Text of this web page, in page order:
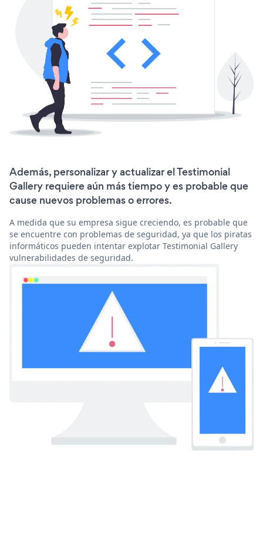
Además, personalizar y actualizar el Testimonial
Gallery requiere aún más tiempo y es probable que
cause nuevos problemas o errores.
A medida que su empresa sigue creciendo, es probable que
se encuentre con problemas de seguridad, ya que los piratas
informáticos pueden intentar explotar Testimonial Gallery
vulnerabilidades de seguridad.